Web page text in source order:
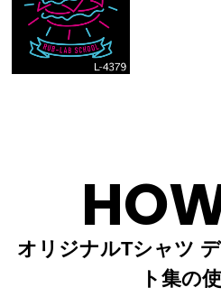
オリジナルTシャツ
ト集の